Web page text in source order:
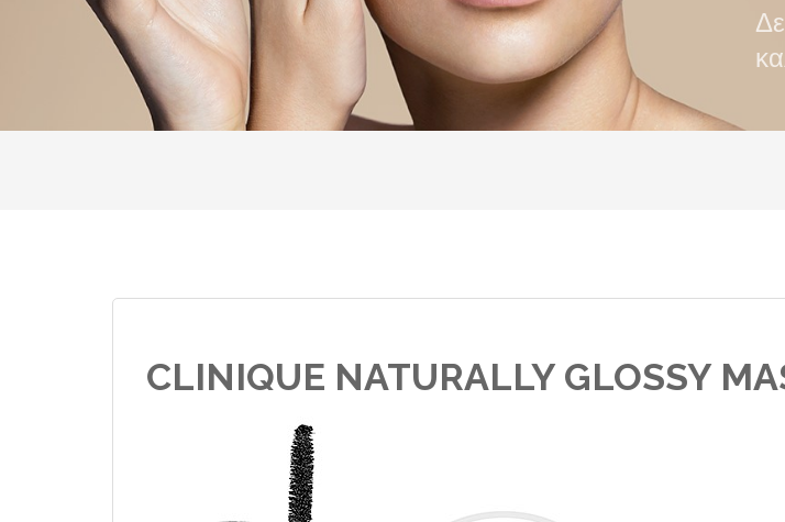
CLINIQUE NATURALLY GLOSSY